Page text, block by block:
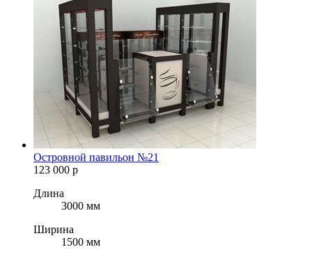
Островной павильон №21
123 000 р
Длина
3000 мм
Ширина
1500 мм